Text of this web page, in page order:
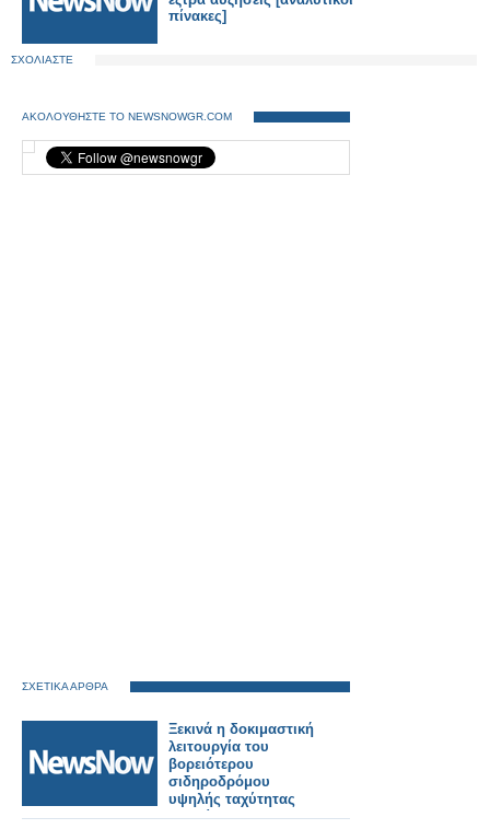
πίνακες]
ΣΧΟΛΙΑΣΤΕ
ΑΚΟΛΟΥΘΗΣΤΕ ΤΟ NEWSNOWGR.COM
ΣΧΕΤΙΚΑ ΑΡΘΡΑ
Ξεκινά η δοκιμαστική
λειτουργία του
βορειότερου
σιδηροδρόμου
υψηλής ταχύτητας
της Κίνας.